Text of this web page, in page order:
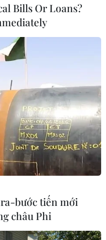
#FBI
Bills Or Loans?
bước tiến mới
châu Phi